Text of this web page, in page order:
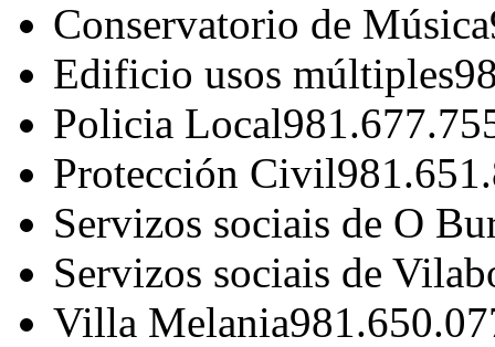
Conservatorio de Música
Edificio usos múltiples
Policia Local
Protección Civil
Servizos sociais de O
Servizos sociais de
Villa Melania